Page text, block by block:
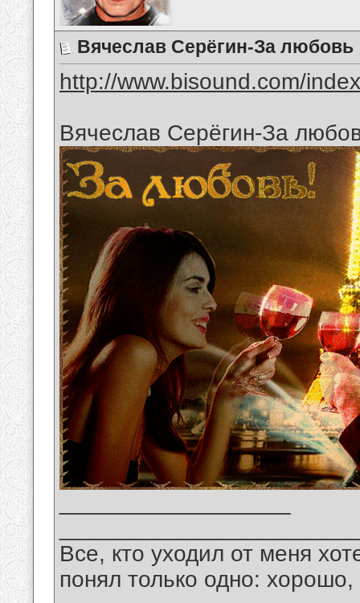
Вячеслав Серёгин-За любовь
http://www.bisound.com/
Вячеслав Серёгин-За
Все, кто уходил от меня
понял только одно: